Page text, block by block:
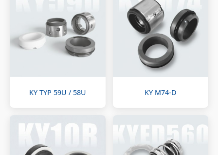
KY TYP 59U / 58U KY M74-D